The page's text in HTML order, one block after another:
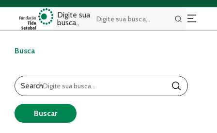
Digite sua
busca..
Buscar
Busca
Search
Buscar